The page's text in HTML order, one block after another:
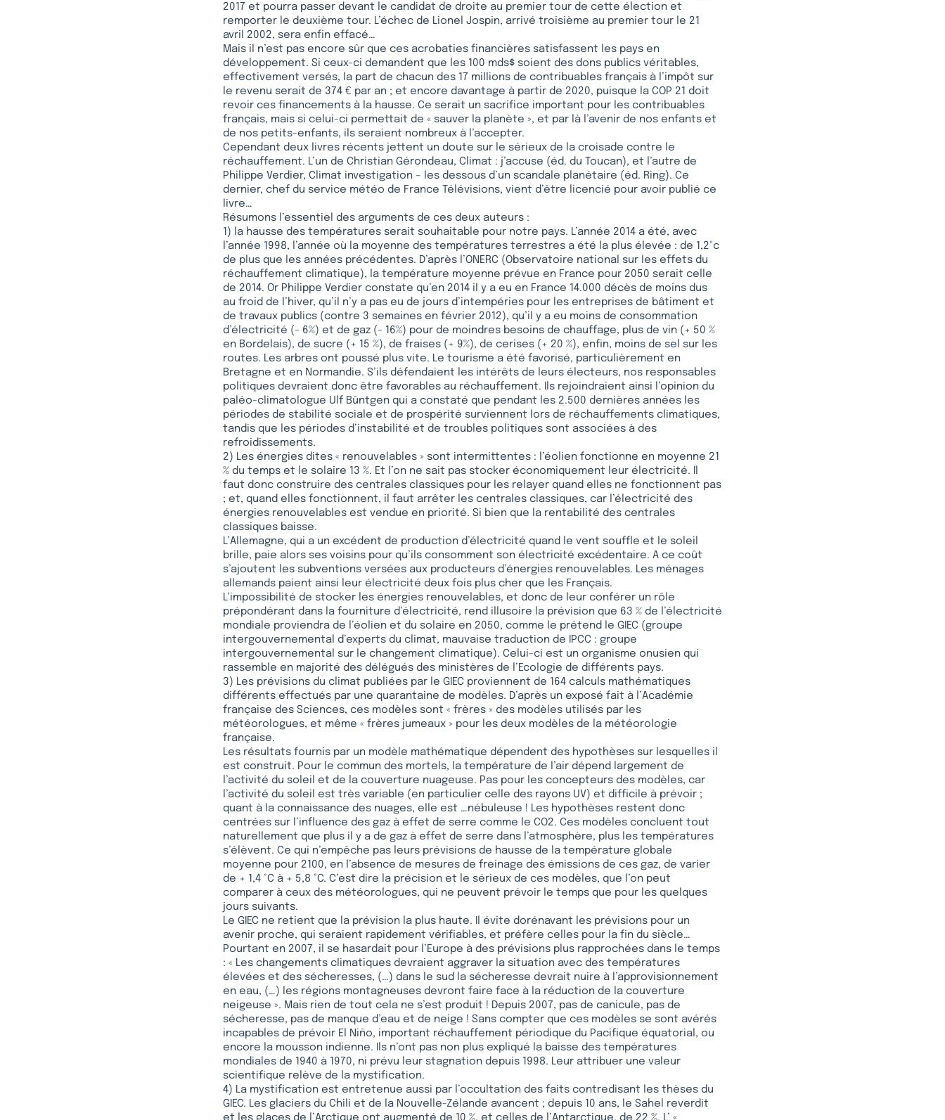
2017 et pourra passer devant le candidat de droite au premier tour de cette élection et
remporter le deuxième tour. L’échec de Lionel Jospin, arrivé troisième au premier tour le 21
avril 2002, sera enfin effacé…
Mais il n’est pas encore sûr que ces acrobaties financières satisfassent les pays en
développement. Si ceux-ci demandent que les 100 mds$ soient des dons publics véritables,
effectivement versés, la part de chacun des 17 millions de contribuables français à l’impôt sur
le revenu serait de 374 € par an ; et encore davantage à partir de 2020, puisque la COP 21 doit
revoir ces financements à la hausse. Ce serait un sacrifice important pour les contribuables
français, mais si celui-ci permettait de « sauver la planète », et par là l’avenir de nos enfants et
de nos petits-enfants, ils seraient nombreux à l’accepter.
Cependant deux livres récents jettent un doute sur le sérieux de la croisade contre le
réchauffement. L’un de Christian Gérondeau, Climat : j’accuse (éd. du Toucan), et l’autre de
Philippe Verdier, Climat investigation – les dessous d’un scandale planétaire (éd. Ring). Ce
dernier, chef du service météo de France Télévisions, vient d’être licencié pour avoir publié ce
livre…
Résumons l’essentiel des arguments de ces deux auteurs :
1) la hausse des températures serait souhaitable pour notre pays. L’année 2014 a été, avec
l’année 1998, l’année où la moyenne des températures terrestres a été la plus élevée : de 1,2°c
de plus que les années précédentes. D’après l’ONERC (Observatoire national sur les effets du
réchauffement climatique), la température moyenne prévue en France pour 2050 serait celle
de 2014. Or Philippe Verdier constate qu’en 2014 il y a eu en France 14.000 décès de moins dus
au froid de l’hiver, qu’il n’y a pas eu de jours d’intempéries pour les entreprises de bâtiment et
de travaux publics (contre 3 semaines en février 2012), qu’il y a eu moins de consommation
d’électricité (- 6%) et de gaz (- 16%) pour de moindres besoins de chauffage, plus de vin (+ 50 %
en Bordelais), de sucre (+ 15 %), de fraises (+ 9%), de cerises (+ 20 %), enfin, moins de sel sur les
routes. Les arbres ont poussé plus vite. Le tourisme a été favorisé, particulièrement en
Bretagne et en Normandie. S’ils défendaient les intérêts de leurs électeurs, nos responsables
politiques devraient donc être favorables au réchauffement. Ils rejoindraient ainsi l’opinion du
paléo-climatologue Ulf Bûntgen qui a constaté que pendant les 2.500 dernières années les
périodes de stabilité sociale et de prospérité surviennent lors de réchauffements climatiques,
tandis que les périodes d’instabilité et de troubles politiques sont associées à des
refroidissements.
2) Les énergies dites « renouvelables » sont intermittentes : l’éolien fonctionne en moyenne 21
% du temps et le solaire 13 %. Et l’on ne sait pas stocker économiquement leur électricité. Il
faut donc construire des centrales classiques pour les relayer quand elles ne fonctionnent pas
; et, quand elles fonctionnent, il faut arrêter les centrales classiques, car l’électricité des
énergies renouvelables est vendue en priorité. Si bien que la rentabilité des centrales
classiques baisse.
L’Allemagne, qui a un excédent de production d’électricité quand le vent souffle et le soleil
brille, paie alors ses voisins pour qu’ils consomment son électricité excédentaire. A ce coût
s’ajoutent les subventions versées aux producteurs d’énergies renouvelables. Les ménages
allemands paient ainsi leur électricité deux fois plus cher que les Français.
L’impossibilité de stocker les énergies renouvelables, et donc de leur conférer un rôle
prépondérant dans la fourniture d’électricité, rend illusoire la prévision que 63 % de l’électricité
mondiale proviendra de l’éolien et du solaire en 2050, comme le prétend le GIEC (groupe
intergouvernemental d’experts du climat, mauvaise traduction de IPCC : groupe
intergouvernemental sur le changement climatique). Celui-ci est un organisme onusien qui
rassemble en majorité des délégués des ministères de l’Ecologie de différents pays.
3) Les prévisions du climat publiées par le GIEC proviennent de 164 calculs mathématiques
différents effectués par une quarantaine de modèles. D’après un exposé fait à l’Académie
française des Sciences, ces modèles sont « frères » des modèles utilisés par les
météorologues, et même « frères jumeaux » pour les deux modèles de la météorologie
française.
Les résultats fournis par un modèle mathématique dépendent des hypothèses sur lesquelles il
est construit. Pour le commun des mortels, la température de l’air dépend largement de
l’activité du soleil et de la couverture nuageuse. Pas pour les concepteurs des modèles, car
l’activité du soleil est très variable (en particulier celle des rayons UV) et difficile à prévoir ;
quant à la connaissance des nuages, elle est …nébuleuse ! Les hypothèses restent donc
centrées sur l’influence des gaz à effet de serre comme le CO2. Ces modèles concluent tout
naturellement que plus il y a de gaz à effet de serre dans l’atmosphère, plus les températures
s’élèvent. Ce qui n’empêche pas leurs prévisions de hausse de la température globale
moyenne pour 2100, en l’absence de mesures de freinage des émissions de ces gaz, de varier
de + 1,4 °C à + 5,8 °C. C’est dire la précision et le sérieux de ces modèles, que l’on peut
comparer à ceux des météorologues, qui ne peuvent prévoir le temps que pour les quelques
jours suivants.
Le GIEC ne retient que la prévision la plus haute. Il évite dorénavant les prévisions pour un
avenir proche, qui seraient rapidement vérifiables, et préfère celles pour la fin du siècle…
Pourtant en 2007, il se hasardait pour l’Europe à des prévisions plus rapprochées dans le temps
: « Les changements climatiques devraient aggraver la situation avec des températures
élevées et des sécheresses, (…) dans le sud la sécheresse devrait nuire à l’approvisionnement
en eau, (…) les régions montagneuses devront faire face à la réduction de la couverture
neigeuse ». Mais rien de tout cela ne s’est produit ! Depuis 2007, pas de canicule, pas de
sécheresse, pas de manque d’eau et de neige ! Sans compter que ces modèles se sont avérés
incapables de prévoir El Niño, important réchauffement périodique du Pacifique équatorial, ou
encore la mousson indienne. Ils n’ont pas non plus expliqué la baisse des températures
mondiales de 1940 à 1970, ni prévu leur stagnation depuis 1998. Leur attribuer une valeur
scientifique relève de la mystification.
4) La mystification est entretenue aussi par l’occultation des faits contredisant les thèses du
GIEC. Les glaciers du Chili et de la Nouvelle-Zélande avancent ; depuis 10 ans, le Sahel reverdit